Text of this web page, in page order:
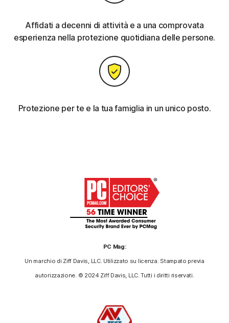
Affidati a decenni di attività e a una comprovata
esperienza nella protezione quotidiana delle persone.
Protezione per te e la tua famiglia in un unico posto.
PC Mag:
Un marchio di Ziff Davis, LLC. Utilizzato su licenza. Stampato previa
autorizzazione. © 2024 Ziff Davis, LLC. Tutti i diritti riservati.